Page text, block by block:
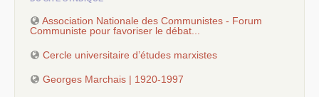
Association Nationale des Communistes - Forum
Communiste pour favoriser le débat...
Cercle universitaire d’études marxistes
Georges Marchais | 1920-1997